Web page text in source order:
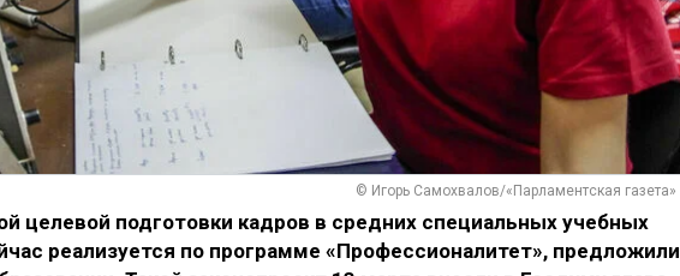
© Игорь Самохвалов/«Парламентская газета»
целевой подготовки кадров в средних специальных учебных
реализуется по программе «Профессионалитет», предложили